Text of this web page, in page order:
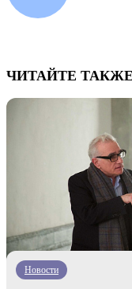
ЧИТАЙТЕ ТАКЖЕ
Новости